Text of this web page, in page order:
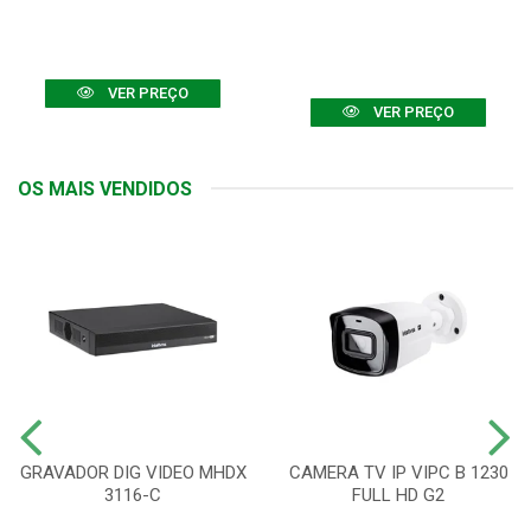
VER PREÇO
VER PREÇO
OS MAIS VENDIDOS
GRAVADOR DIG VIDEO MHDX
3116-C
CAMERA TV IP VIPC B 1230
FULL HD G2